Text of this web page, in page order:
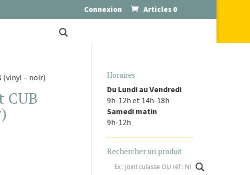
Connexion Articles 0
(vinyl – noir)
CUB
Horaires
Du Lundi au Vendredi
9h-12h et 14h-18h
Samedi matin
9h-12h
Rechercher un produit